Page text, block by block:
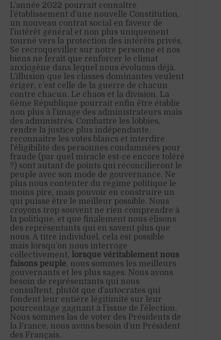
L’année 2022 pourrait connaître
l’établissement d’une nouvelle Constitution,
un nouveau contrat social en faveur de
l’intérêt général et non plus uniquement
tourné vers la protection des intérêts privés.
Se recroqueviller sur notre personne et nos
biens ne ferait que renforcer le climat
anxiogène dans lequel nous évoluons déjà.
L’illusion que les classes dominantes veulent
ériger, c’est celle de la guerre de chacun
contre chacun. Le chaos et la division. La
6ème République pourrait enfin être établie
non plus à l’image des administrateurs mais
des administrés. Combattre les lobbies,
rendre la justice plus indépendante,
reconnaitre les votes blancs et interdire
l’éligibilité des personnes condamnées pour
fraude (par quel miracle est-ce encore toléré
?) sont autant de points qui réconcilieront le
peuple avec son mode de gouvernance. Ne
plus nous contenter du régime politique le
moins pire, mais pouvoir en construire un
qui puisse être le meilleur possible. Nous
croyons trop souvent ne rien comprendre à
la politique, et que finalement nous élisons
des représentants qui en savent plus que
nous. A titre individuel, cela est possible
mais lorsqu’on nous interroge
collectivement, lorsque véritablement nous
faisons peuple, nous sommes les meilleurs
gouvernants et les plus sages. Nous avons
besoin de représentants qui nous
consultent, plutôt que d’autocrates qui
fondent leur entière légitimité sur leur
pourcentage gagnant à l’issue de l’élection.
Nous sommes las de voter des Présidents de
la France, nous avons besoin d’un Président
des Français.